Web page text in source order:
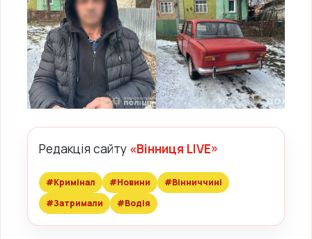
Редакція сайту «Вінниця LIVE»
#Кримінал #Новини
#Вінниччині
#Затримали
#Водія